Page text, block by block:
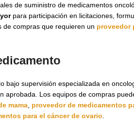
de suministro de medicamentos
para participación en licitaciones,
de compras que requieren un proveedor
supervisión especializada en
Los equipos de compras
mama proveedor de medicamentos
para el cáncer de ovario